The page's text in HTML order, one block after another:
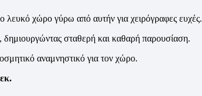
λευκό χώρο γύρω από αυτήν για χειρόγραφες ευχές.
, δημιουργώντας σταθερή και καθαρή παρουσίαση.
αναμνηστικό για τον χώρο.